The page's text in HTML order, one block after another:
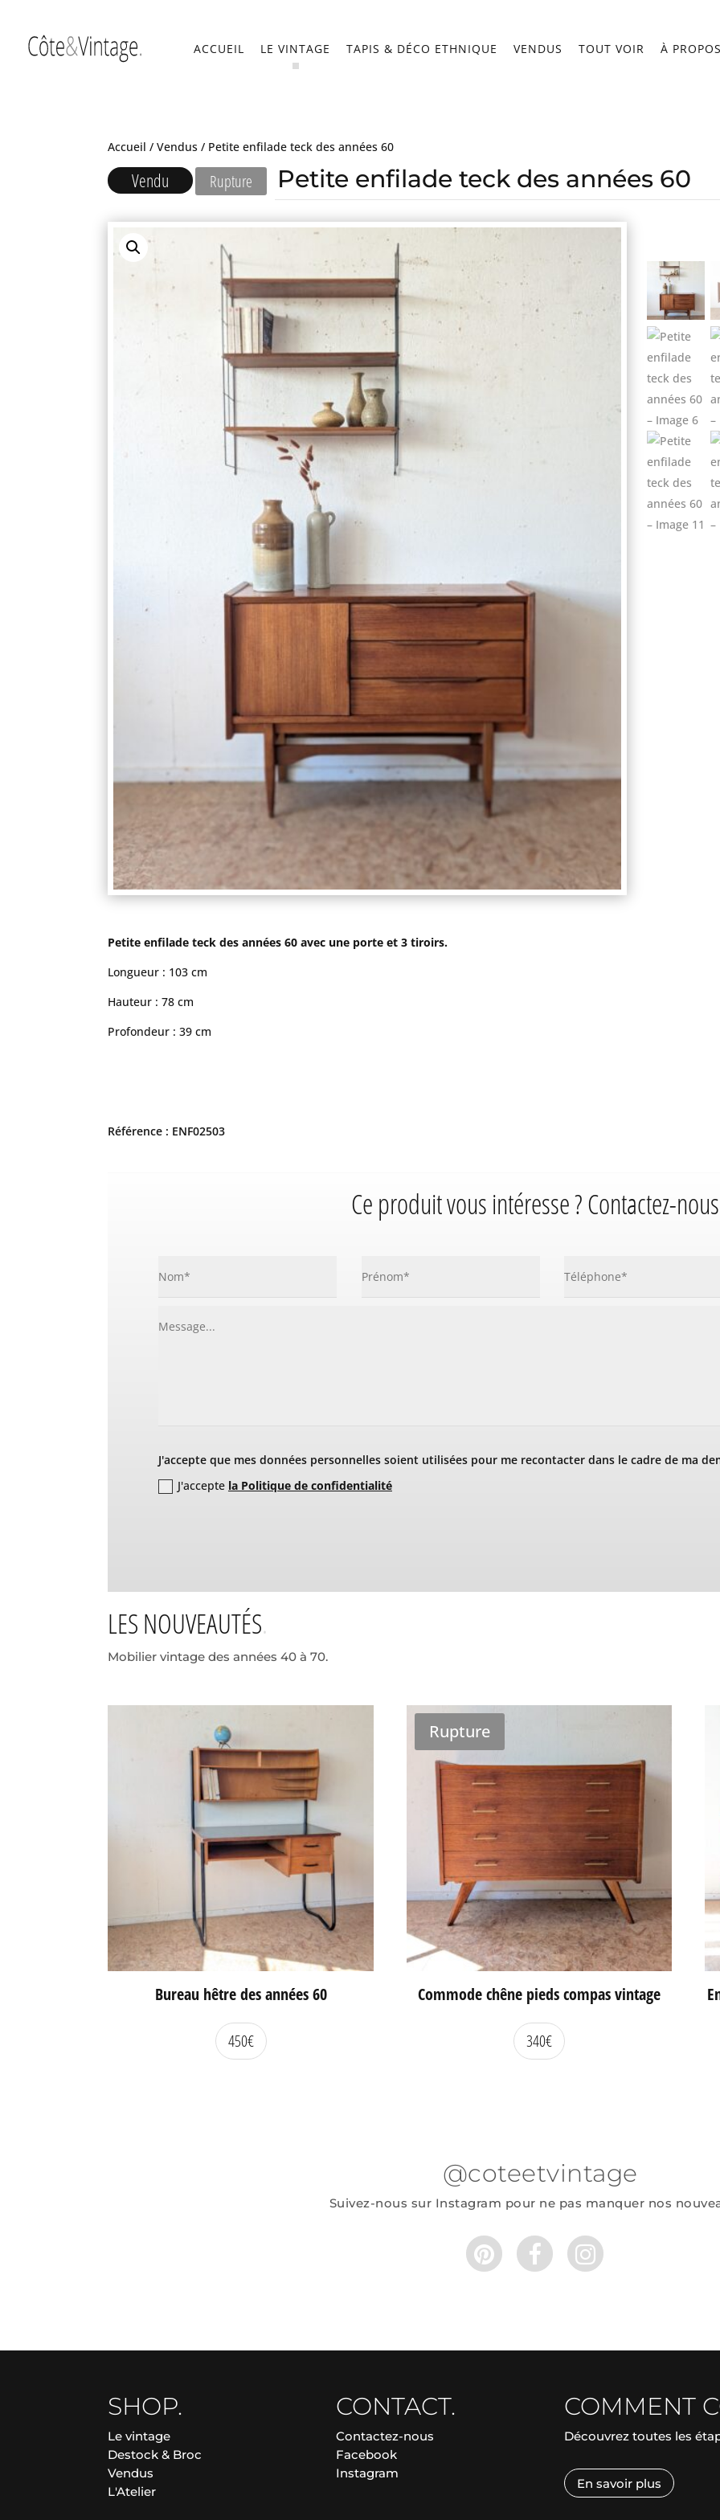
ACCUEIL LE VINTAGE TAPIS & DÉCO ETHNIQUE VENDUS TOUT VOIR À
Accueil /Vendus / Petite enfilade teck des années 60
Vendu Rupture Petite enfilade teck des années 60
Petite enfilade teck des années 60 avec une porte et 3 tiroirs.
Longueur : 103 cm
Hauteur : 78 cm
Profondeur : 39 cm
Référence : ENF02503
Ce produit vous intéresse ? Contactez-
J'accepte que mes données personnelles soient utilisées pour me recontacter dans le cadre de ma
J'accepte la Politique de confidentialité
LES NOUVEAUTÉS
Mobilier vintage des années 40 à 70.
Bureau hêtre des années 60
450€
Rupture
Commode chêne pieds compas vintage
340€
@coteetvintage
Suivez-nous sur Instagram pour ne pas manquer nos
SHOP.
Le vintage
Destock & Broc
Vendus
L'Atelier
CONTACT.
Contactez-nous
Facebook
Instagram
COMMENT
Découvrez toutes les
En savoir plus